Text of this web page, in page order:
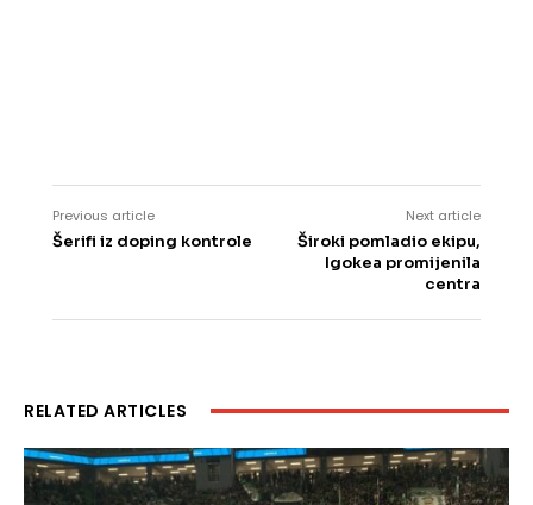
Previous article
Šerifi iz doping kontrole
Next article
Široki pomladio ekipu,
Igokea promijenila
centra
RELATED ARTICLES